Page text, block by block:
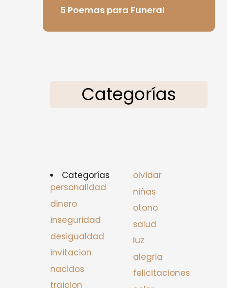
5 Poemas para Funeral
Categorías
Categorías
personalidad
dinero
inseguridad
desigualdad
invitacion
nacidos
traicion
olvidar
niñas
otono
salud
luz
alegria
felicitaciones